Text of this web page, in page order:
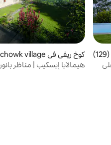
4.9 من 5، 129 مراجعاتكوخ ريفي في Tanchowk village
هيمالايا إيسكيب | مناظر